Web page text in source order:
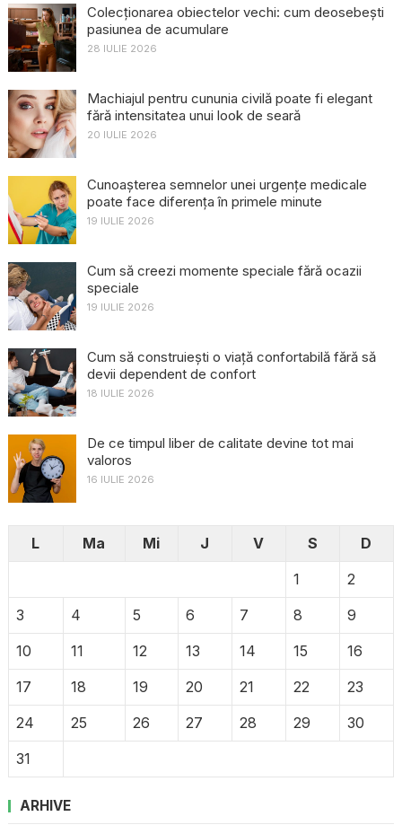
Colecționarea obiectelor vechi: cum deosebești
pasiunea de acumulare
28 IULIE 2026
Machiajul pentru cununia civilă poate fi elegant
fără intensitatea unui look de seară
20 IULIE 2026
Cunoașterea semnelor unei urgențe medicale
poate face diferența în primele minute
19 IULIE 2026
Cum să creezi momente speciale fără ocazii
speciale
19 IULIE 2026
Cum să construiești o viață confortabilă fără să
devii dependent de confort
18 IULIE 2026
De ce timpul liber de calitate devine tot mai
valoros
16 IULIE 2026
L Ma Mi J V S
D
1
2
3
4 5 6 7 8
9
10
11 12 13 14 15
16
17
18 19 20 21 22
23
24
25 26 27 28 29
30
31
ARHIVE